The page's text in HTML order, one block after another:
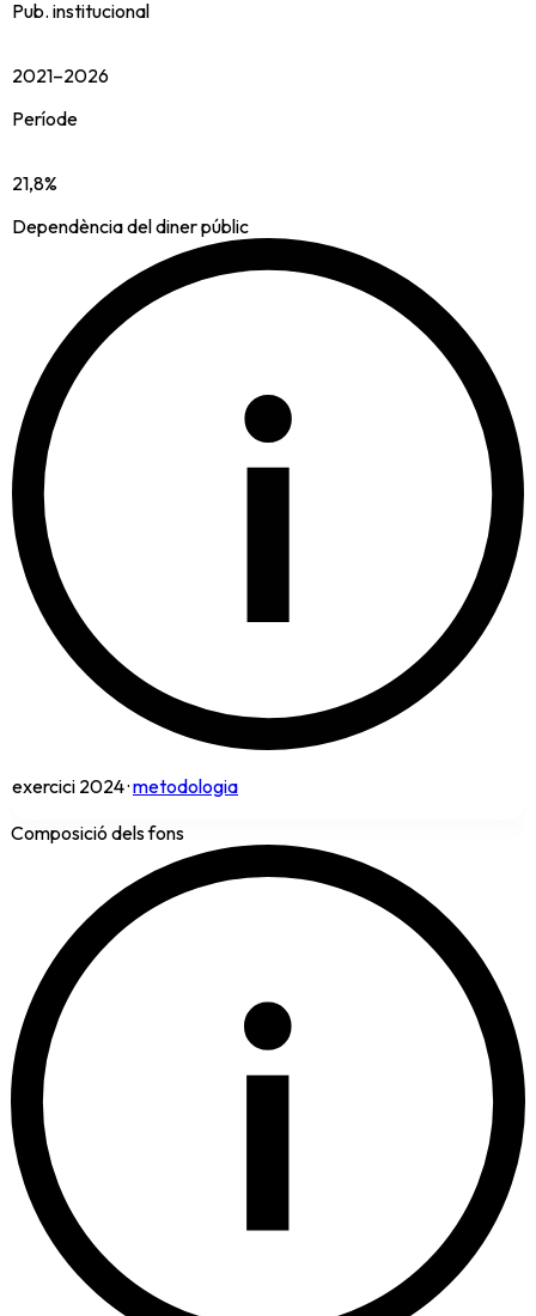
Pub. institucional
2021–2026
Període
21,8%
Dependència del diner públic
i
exercici 2024·metodologia
Composició dels fons
i